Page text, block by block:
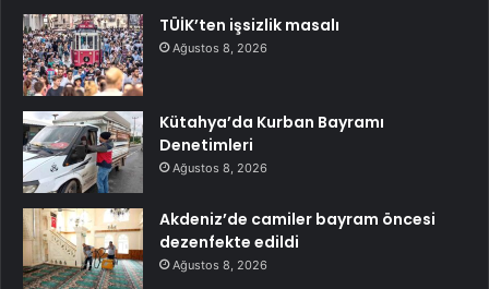
TÜİK’ten işsizlik masalı
Ağustos 8, 2026
Kütahya’da Kurban Bayramı
Denetimleri
Ağustos 8, 2026
Akdeniz’de camiler bayram öncesi
dezenfekte edildi
Ağustos 8, 2026